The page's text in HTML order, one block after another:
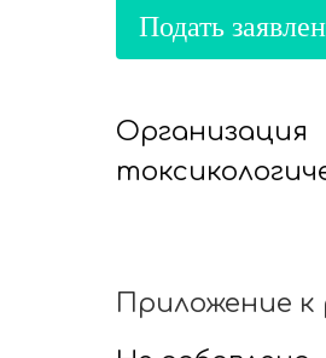
Приложение к